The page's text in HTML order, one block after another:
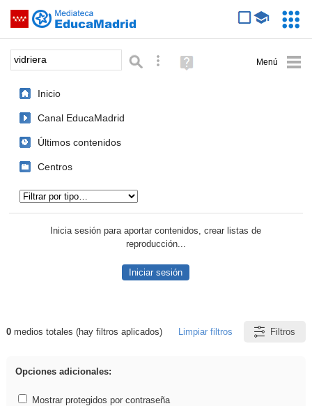
Saltar navegación
Palabra o frase: Búsqueda avanzada
Ayuda
(en
Inicio
Canal EducaMadrid
Últimos contenidos
Centros
Inicia sesión para aportar contenidos, crear listas de
reproducción...
Iniciar sesión
Resultados de: vidriera
0medios totales (hay filtros aplicados) Limpiar filtros Filtros
Opciones adicionales:
Mostrar protegidos por contraseña